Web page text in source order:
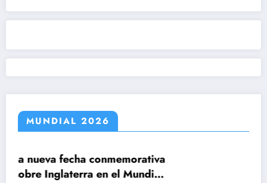
MUNDIAL 2026
Claudio Tapia: »El Mundial se ganó
le ganamos a Inglaterra»